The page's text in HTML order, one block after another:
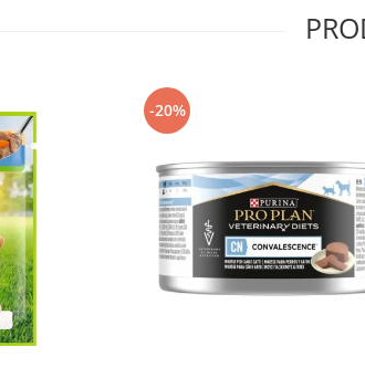
-20%